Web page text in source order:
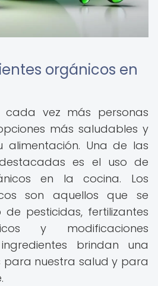
orgánicos en
cada vez más personas
más saludables y
alimentación. Una de las
es el uso de
en la cocina. Los
son aquellos que se
pesticidas, fertilizantes
y modificaciones
brindan una
para nuestra salud y para